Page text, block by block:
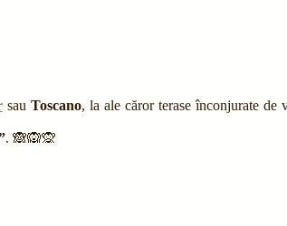
sau Toscano, la ale căror terase înconjurate de
. 🙈🙉🙊